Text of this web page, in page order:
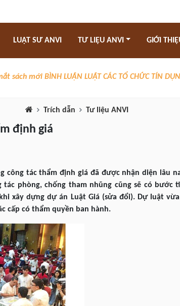
LUẬT SƯ ANVI TƯ LIỆU ANVI GIỚI
sách mới BÌNH LUẬN LUẬT CÁC TỔ CHỨC TÍN
Trích dẫn Tư liệu ANVI
định giá
công tác thẩm định giá đã được nhận diện lâu
tác phòng, chống tham nhũng cũng sẽ có
xây dựng dự án Luật Giá (sửa đổi). Dự luật
cấp có thẩm quyền ban hành.